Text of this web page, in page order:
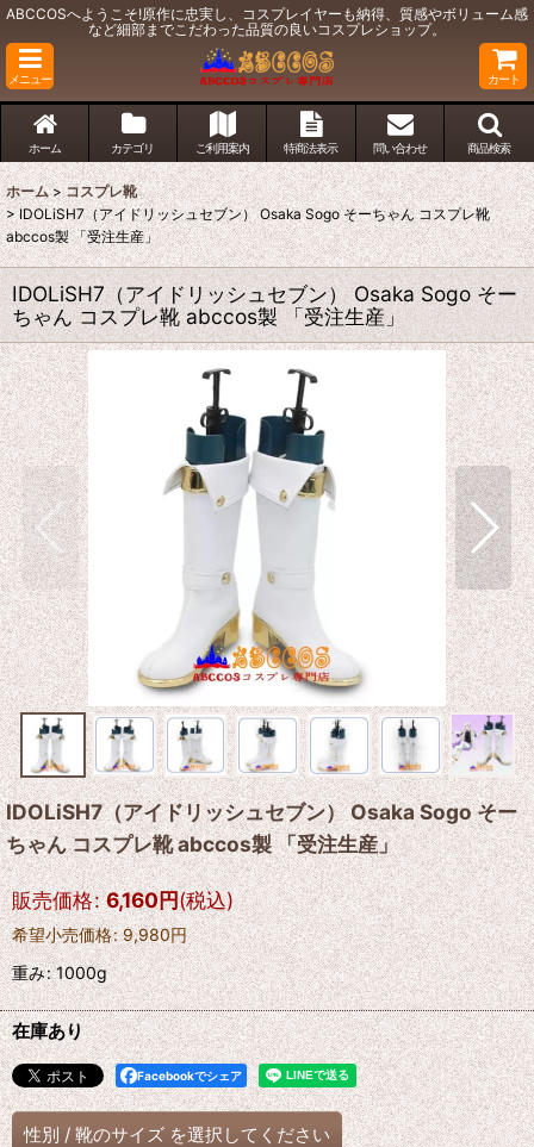
ABCCOSへようこそ!原作に忠実し、コスプレイヤーも納得、質感やボリューム感
など細部までこだわった品質の良いコスプレショップ。
メニュー カート
ホーム カテゴリ ご利用案内 特商法表示 問い合わせ 商品検索
ホーム > コスプレ靴
> IDOLiSH7（アイドリッシュセブン） Osaka Sogo そーちゃん コスプレ靴
abccos製 「受注生産」
IDOLiSH7（アイドリッシュセブン） Osaka Sogo そー
ちゃん コスプレ靴 abccos製 「受注生産」
IDOLiSH7（アイドリッシュセブン） Osaka Sogo そー
ちゃん コスプレ靴 abccos製 「受注生産」
販売価格: 6,160円(税込)
希望小売価格: 9,980円
重み:1000g
在庫あり
Facebookでシェア
性別 / 靴のサイズ を選択してください